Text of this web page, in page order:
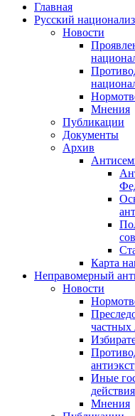
Главная
Русский
Новости
Мнения
Публикации
Документы
Архив
Карта
Неправомерный
Новости
частных
Иные
действия
Мнения